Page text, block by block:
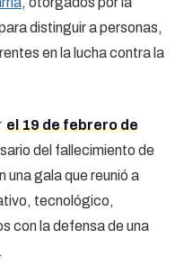
distinguir a personas,
en la lucha contra la
el 19 de febrero de
del fallecimiento de
una gala que reunió a
tecnológico,
con la defensa de una